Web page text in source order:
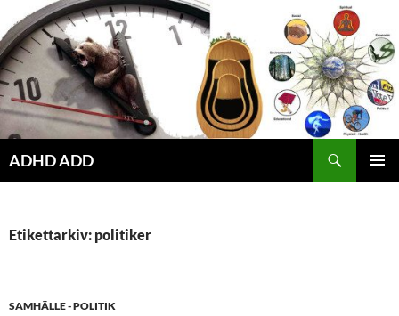
Hoppa
till
innehåll
ADHD ADD
Etikettarkiv: politiker
SAMHÄLLE - POLITIK